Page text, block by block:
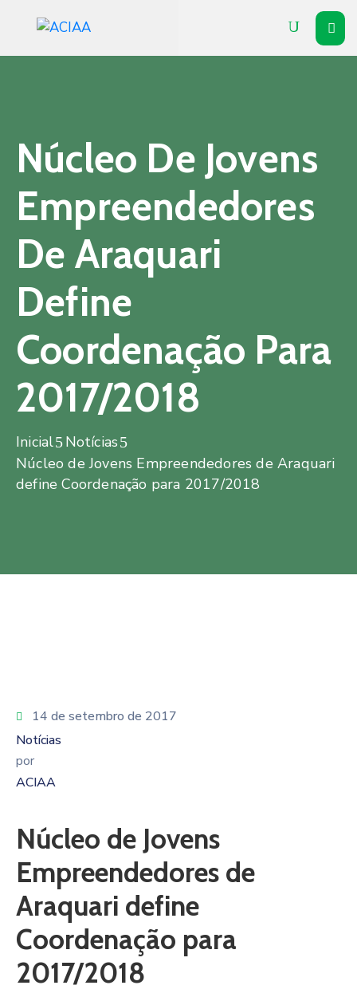
Associados
Soluções
Vitrine
Notícias
Agenda
Contato
Núcleo De Jovens
Empreendedores
De Araquari
Define
Coordenação Para
2017/2018
Inicial
Notícias
Núcleo de Jovens Empreendedores de Araquari
define Coordenação para 2017/2018
14 de setembro de 2017
Notícias
por
ACIAA
Núcleo de Jovens
Empreendedores de
Araquari define
Coordenação para
2017/2018